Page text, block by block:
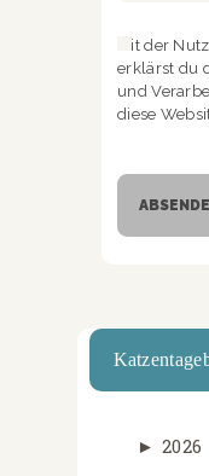
Mit der
erklärst du
und
diese
► 2026